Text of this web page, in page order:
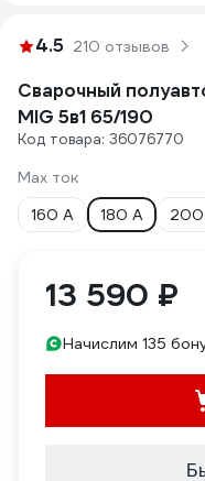
4.5 210 отзывов
Сварочный
MIG 5в1 65/190
Код товара: 36076770
Max ток
160 А
180 А
13 590 ₽
Начислим 135